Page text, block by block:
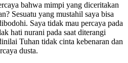
bahwa mimpi yang diceritakan
Sesuatu yang mustahil saya bisa
Saya tidak mau percaya pada
hati nurani pada saat diterangi
Tuhan tidak cinta kebenaran dan
dusta.